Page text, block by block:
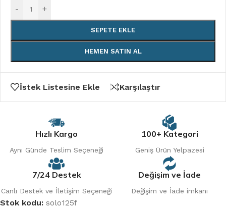
- +
SEPETE EKLE
HEMEN SATIN AL
İstek Listesine Ekle Karşılaştır
Hızlı Kargo
Aynı Günde Teslim Seçeneği
100+ Kategori
Geniş Ürün Yelpazesi
7/24 Destek
Canlı Destek ve İletişim Seçeneği
Değişim ve İade
Değişim ve İade imkanı
Stok kodu: solo125f